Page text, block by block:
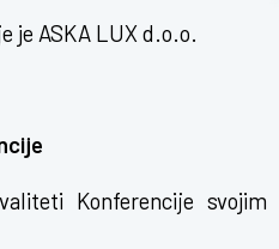
je ASKA LUX d.o.o.
Konferencije svojim